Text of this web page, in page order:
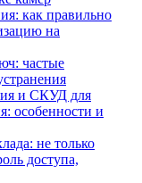
как правильно
на
частые
и СКУД для
особенности и
не только
доступа,